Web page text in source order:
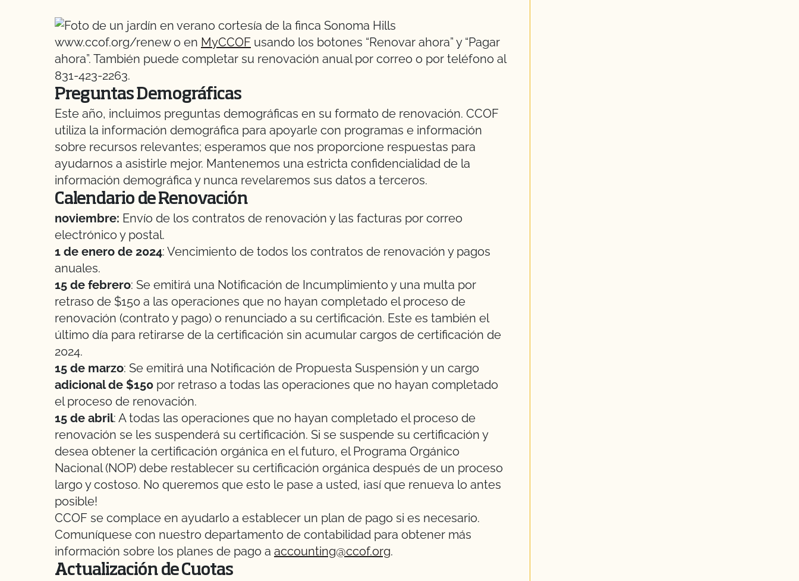
www.ccof.org/renew o en MyCCOF usando los botones “Renovar ahora” y “Pagar
ahora”. También puede completar su renovación anual por correo o por teléfono al
831-423-2263.
Preguntas Demográficas
Este año, incluimos preguntas demográficas en su formato de renovación. CCOF
utiliza la información demográfica para apoyarle con programas e información
sobre recursos relevantes; esperamos que nos proporcione respuestas para
ayudarnos a asistirle mejor. Mantenemos una estricta confidencialidad de la
información demográfica y nunca revelaremos sus datos a terceros.
Calendario de Renovación
noviembre: Envío de los contratos de renovación y las facturas por correo
electrónico y postal.
1 de enero de 2024: Vencimiento de todos los contratos de renovación y pagos
anuales.
15 de febrero: Se emitirá una Notificación de Incumplimiento y una multa por
retraso de $150 a las operaciones que no hayan completado el proceso de
renovación (contrato y pago) o renunciado a su certificación. Este es también el
último día para retirarse de la certificación sin acumular cargos de certificación de
2024.
15 de marzo: Se emitirá una Notificación de Propuesta Suspensión y un cargo
adicional de $150 por retraso a todas las operaciones que no hayan completado
el proceso de renovación.
15 de abril: A todas las operaciones que no hayan completado el proceso de
renovación se les suspenderá su certificación. Si se suspende su certificación y
desea obtener la certificación orgánica en el futuro, el Programa Orgánico
Nacional (NOP) debe restablecer su certificación orgánica después de un proceso
largo y costoso. No queremos que esto le pase a usted, ¡así que renueva lo antes
posible!
CCOF se complace en ayudarlo a establecer un plan de pago si es necesario.
Comuníquese con nuestro departamento de contabilidad para obtener más
información sobre los planes de pago a accounting@ccof.org.
Actualización de Cuotas